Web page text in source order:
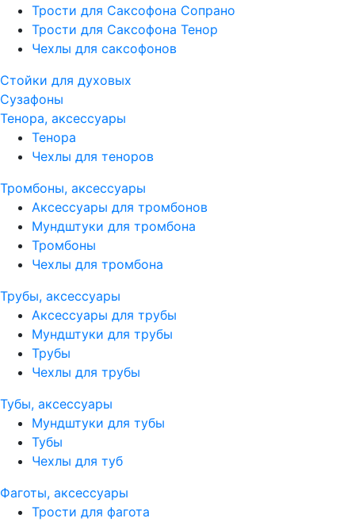
Трости для Саксофона Сопрано
Трости для Саксофона Тенор
Чехлы для саксофонов
Стойки для духовых
Сузафоны
Тенора, аксессуары
Тенора
Чехлы для теноров
Тромбоны, аксессуары
Аксессуары для тромбонов
Мундштуки для тромбона
Тромбоны
Чехлы для тромбона
Трубы, аксессуары
Аксессуары для трубы
Мундштуки для трубы
Трубы
Чехлы для трубы
Тубы, аксессуары
Мундштуки для тубы
Тубы
Чехлы для туб
Фаготы, аксессуары
Трости для фагота